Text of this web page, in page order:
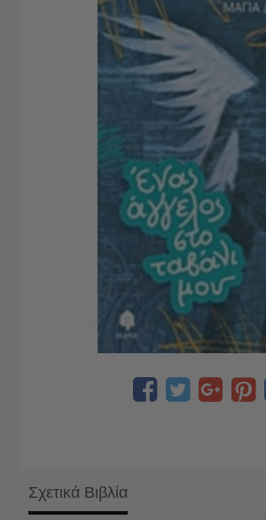
Σχετικά Βιβλία